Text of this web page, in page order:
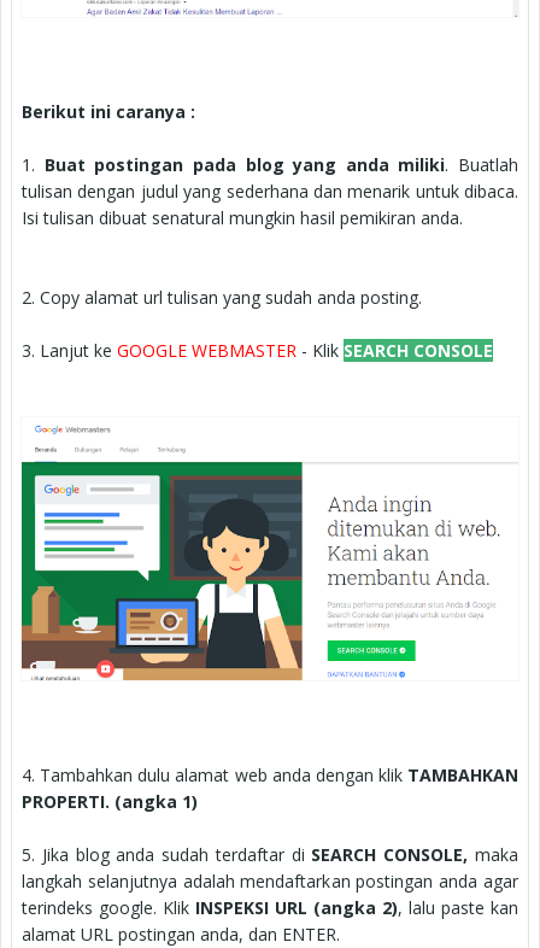
Berikut ini caranya :
1. Buat postingan pada blog yang anda miliki. Buatlah
tulisan dengan judul yang sederhana dan menarik untuk dibaca.
Isi tulisan dibuat senatural mungkin hasil pemikiran anda.
2. Copy alamat url tulisan yang sudah anda posting.
3. Lanjut ke GOOGLE WEBMASTER - Klik SEARCH CONSOLE
4. Tambahkan dulu alamat web anda dengan klik TAMBAHKAN
PROPERTI. (angka 1)
5. Jika blog anda sudah terdaftar di SEARCH CONSOLE, maka
langkah selanjutnya adalah mendaftarkan postingan anda agar
terindeks google. Klik INSPEKSI URL (angka 2), lalu paste kan
alamat URL postingan anda, dan ENTER.